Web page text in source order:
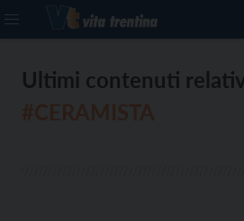
Ultimi contenuti